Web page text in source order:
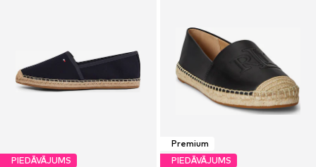
PIEDĀVĀJUMS
Premium
PIEDĀVĀJUMS